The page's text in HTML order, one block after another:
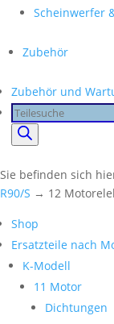
Scheinwerfer
Zubehör
Zubehör und
Products
search
Sie befinden sich
R90/S → 12
Shop
Ersatzteile nach
K-Modell
11 Motor
Dichtungen